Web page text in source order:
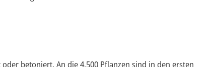
betoniert. An die 4.500 Pflanzen sind in den ersten